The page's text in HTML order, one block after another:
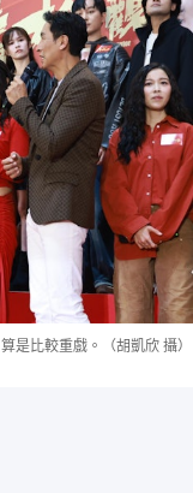
是比較重戲。（胡凱欣 攝）